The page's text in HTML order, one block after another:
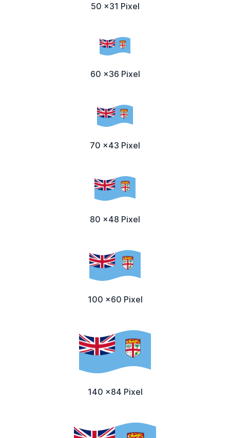
50 x31 Pixel
60 x36 Pixel
70 x43 Pixel
80 x48 Pixel
100 x60 Pixel
140 x84 Pixel